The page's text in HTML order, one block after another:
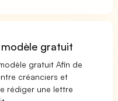
gratuit
gratuit Afin de
créanciers et
rédiger une lettre